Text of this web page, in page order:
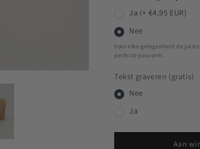
Ja (+ €4,95 EUR)
Nee
Voor elke gelegenheid de
perfecte pasvorm.
Tekst graveren (gratis)
Nee
Ja
Aan